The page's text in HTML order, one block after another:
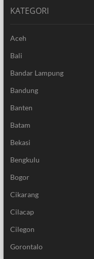
KATEGORI
Aceh
Bali
Bandar Lampung
Bandung
Banten
Batam
Bekasi
Bengkulu
Bogor
Cikarang
Cilacap
Cilegon
Gorontalo